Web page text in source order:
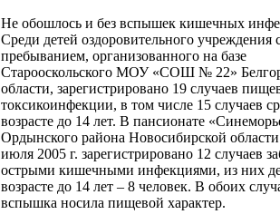
Не обошлось и без вспышек кишечных
Среди детей оздоровительного учреждения
пребыванием, организованного на базе
Старооскольского МОУ «СОШ № 22»
области, зарегистрировано 19 случаев
токсикоинфекции, в том числе 15 случаев
возрасте до 14 лет. В пансионате
Ордынского района Новосибирской
июля 2005 г. зарегистрировано 12 случаев
острыми кишечными инфекциями, из них
возрасте до 14 лет – 8 человек. В обоих
вспышка носила пищевой характер.